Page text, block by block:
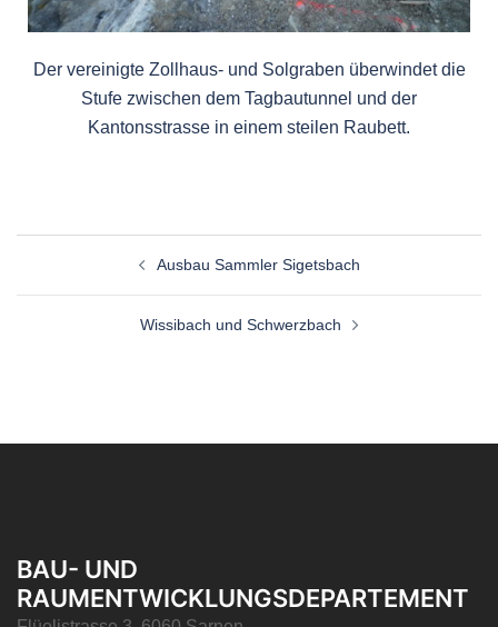
Der vereinigte Zollhaus- und Solgraben überwindet die
Stufe zwischen dem Tagbautunnel und der
Kantonsstrasse in einem steilen Raubett.
Ausbau Sammler Sigetsbach
Wissibach und Schwerzbach
BAU- UND
RAUMENTWICKLUNGSDEPARTEMENT